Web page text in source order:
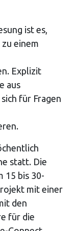
ist es,
einem
Explizit
aus
für Fragen
statt. Die
15 bis 30-
mit einer
den
für die